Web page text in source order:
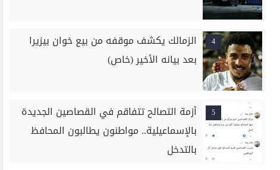
4
الزمالك يكشف موقفه من بيع خوان بيزيرا
بعد بيانه الأخير (خاص)
5
أزمة التصالح تتفاقم في القصاصين الجديدة
بالإسماعيلية.. مواطنون يطالبون المحافظ
بالتدخل